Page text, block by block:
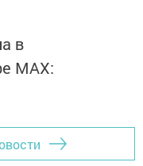
в
MАХ: